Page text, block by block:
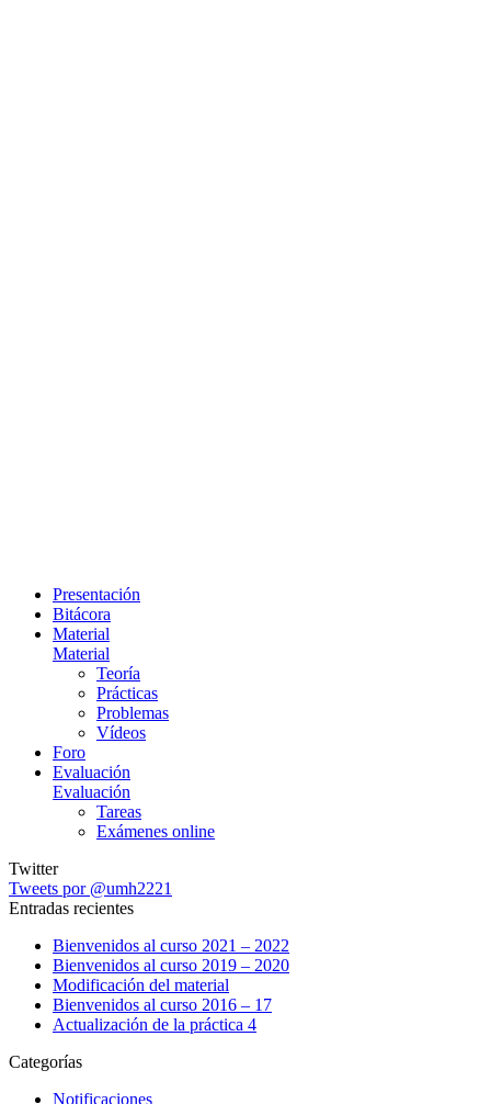
Presentación
Bitácora
Material
Material
Teoría
Prácticas
Problemas
Vídeos
Foro
Evaluación
Evaluación
Tareas
Exámenes online
Twitter
Tweets por @umh2221
Entradas recientes
Bienvenidos al curso 2021 – 2022
Bienvenidos al curso 2019 – 2020
Modificación del material
Bienvenidos al curso 2016 – 17
Actualización de la práctica 4
Categorías
Notificaciones